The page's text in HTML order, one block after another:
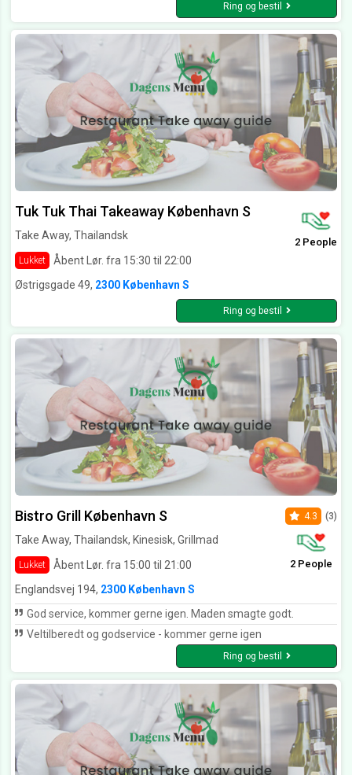
Ring og bestil
Tuk Tuk Thai Takeaway København S
Take Away, Thailandsk
Lukket Åbent Lør. fra 15:30 til 22:00
2 People
Østrigsgade 49, 2300 København S
Ring og bestil
Bistro Grill København S
Take Away, Thailandsk, Kinesisk, Grillmad
Lukket Åbent Lør. fra 15:00 til 21:00
4.3 (3)
2 People
Englandsvej 194, 2300 København S
God service, kommer gerne igen. Maden smagte godt.
Veltilberedt og godservice - kommer gerne igen
Ring og bestil